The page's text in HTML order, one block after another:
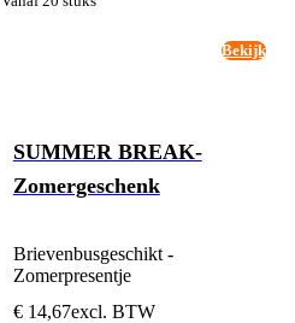
Bekijk
SUMMER BREAK-
Zomergeschenk
Brievenbusgeschikt -
Zomerpresentje
€ 14,67excl. BTW